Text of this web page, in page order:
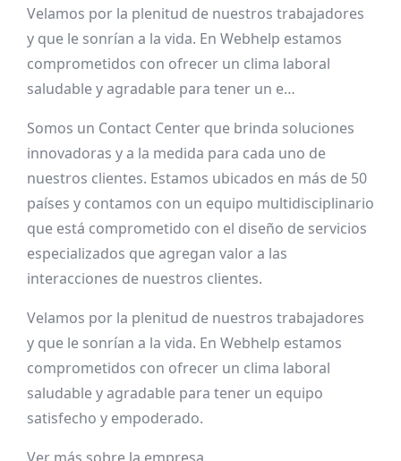
Velamos por la plenitud de nuestros trabajadores
y que le sonrían a la vida. En Webhelp estamos
comprometidos con ofrecer un clima laboral
saludable y agradable para tener un e…
Somos un Contact Center que brinda soluciones
innovadoras y a la medida para cada uno de
nuestros clientes. Estamos ubicados en más de 50
países y contamos con un equipo multidisciplinario
que está comprometido con el diseño de servicios
especializados que agregan valor a las
interacciones de nuestros clientes.
Velamos por la plenitud de nuestros trabajadores
y que le sonrían a la vida. En Webhelp estamos
comprometidos con ofrecer un clima laboral
saludable y agradable para tener un equipo
satisfecho y empoderado.